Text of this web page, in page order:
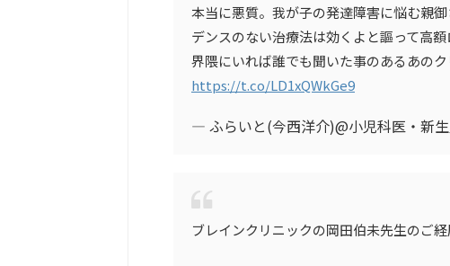
本当に悪質。我が子の発達障害に悩む親
デンスのない治療法は効くよと謳って高
界隈にいれば誰でも聞いた事のあるあの
https://t.co/LD1xQWkGe9
— ふらいと(今西洋介)@小児科医・新
ブレインクリニックの岡田伯未先生のご経